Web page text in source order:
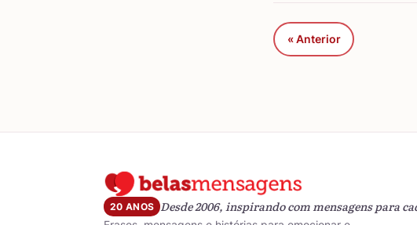
« Anterior
20 ANOS Desde 2006, inspirando com mensagens para